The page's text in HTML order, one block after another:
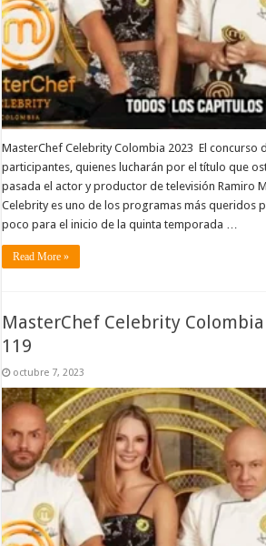
MasterChef Celebrity Colombia 2023 El concurso
participantes, quienes lucharán por el título que
pasada el actor y productor de televisión Ramiro
Celebrity es uno de los programas más queridos
poco para el inicio de la quinta temporada …
Read More »
MasterChef Celebrity
119
octubre 7, 2023